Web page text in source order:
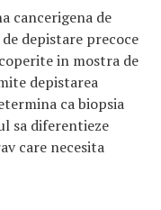
cancerigena de
depistare precoce
in mostra de
depistarea
ca biopsia
sa diferentieze
care necesita